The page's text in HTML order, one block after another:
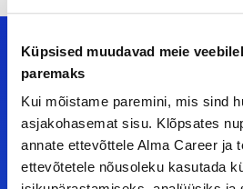
Küpsised muudavad meie
paremaks
Kui mõistame paremini, mis sind
asjakohasemat sisu. Klõpsates
annate ettevõttele Alma Career ja
ettevõtetele nõusoleku kasutada
Meiega
Tööelublogi.ee lehelt leiad
kursis tööturu